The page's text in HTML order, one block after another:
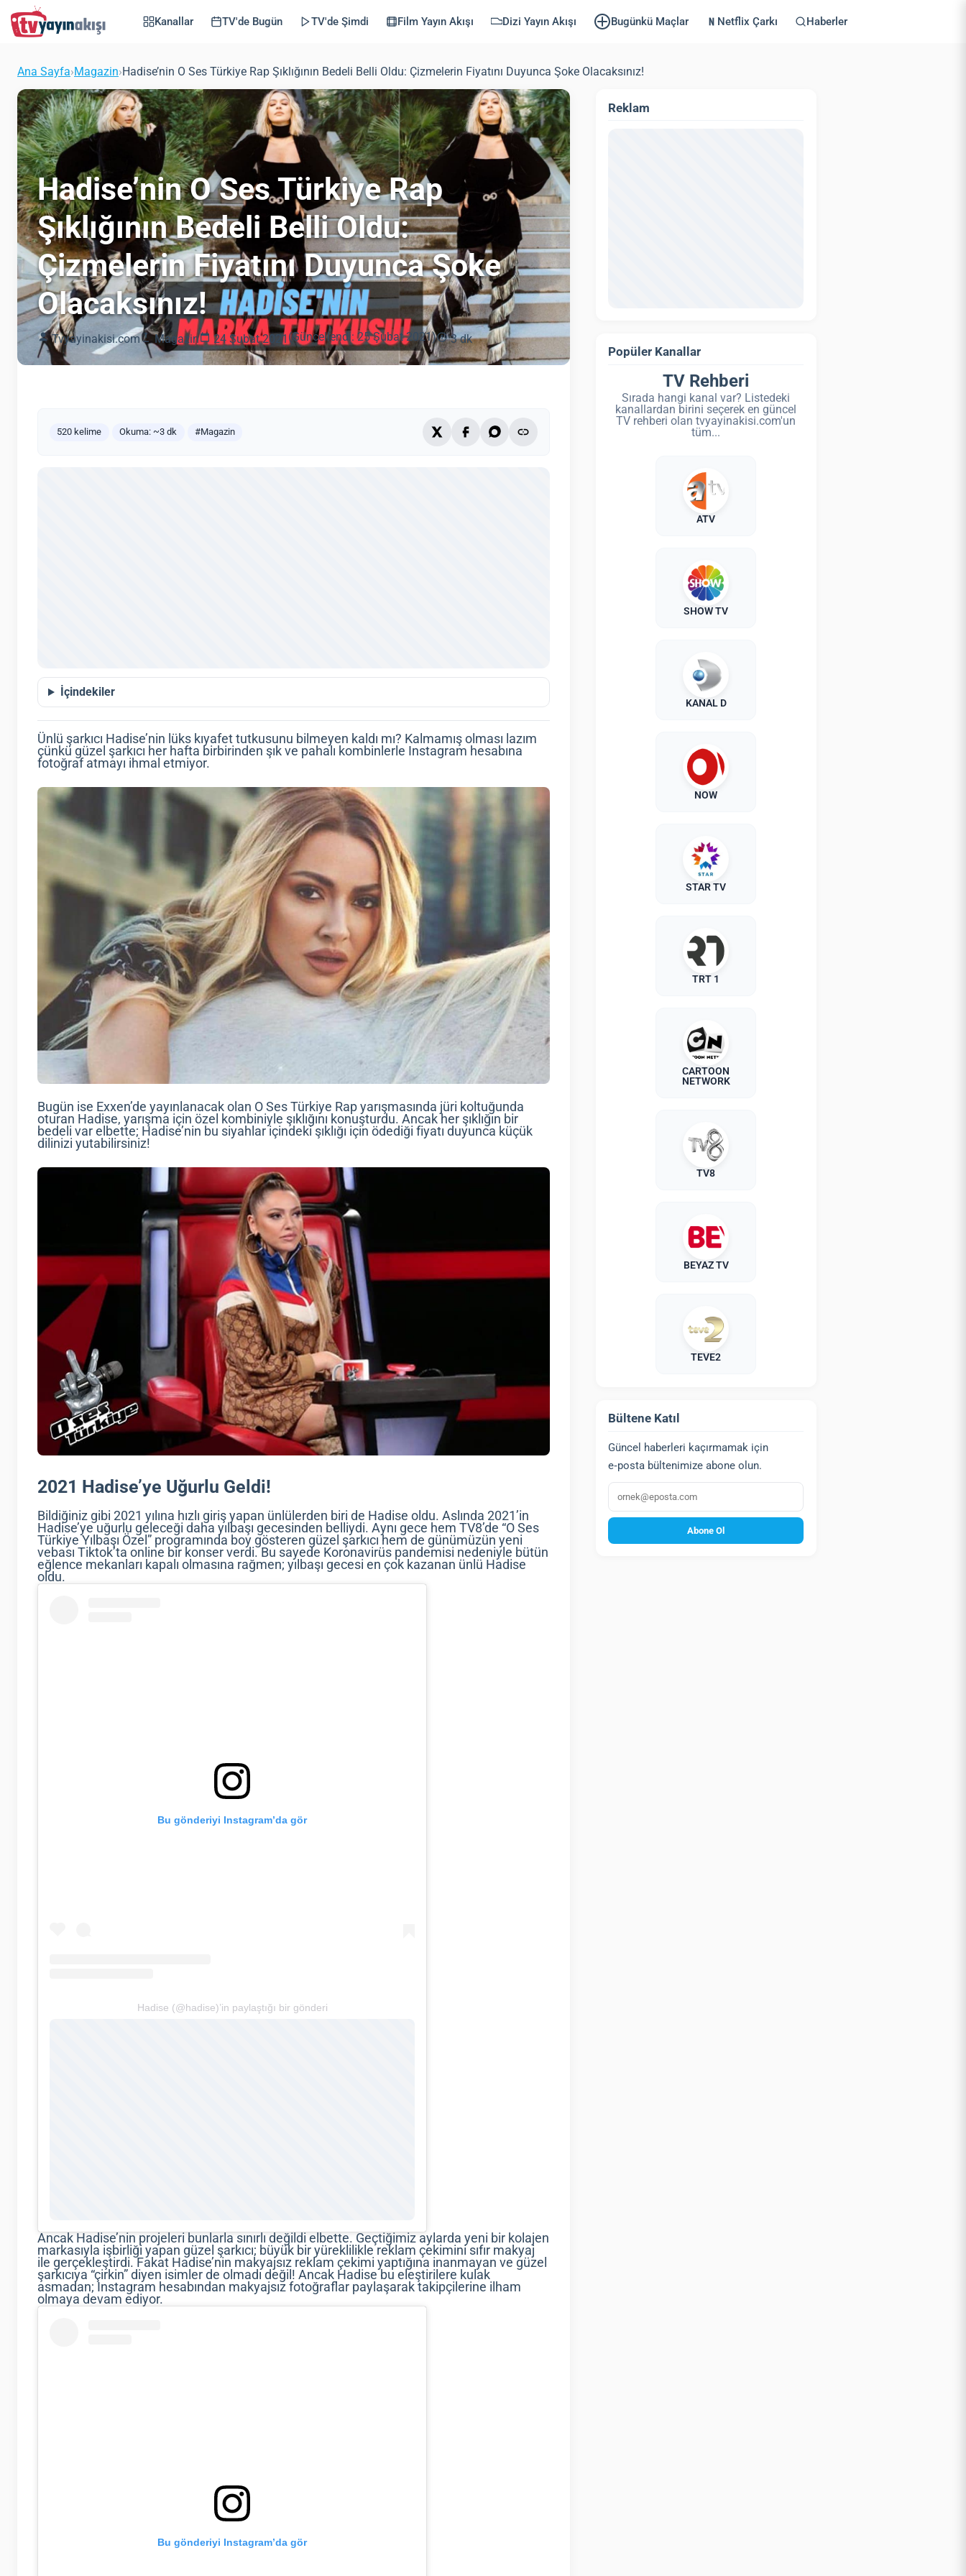
Kanallar TV'de Bugün TV'de Şimdi Film Yayın Akışı Dizi Yayın Akışı Bugünkü Maçlar Netflix Çarkı Haberler
Ana Sayfa›Magazin›Hadise’nin O Ses Türkiye Rap Şıklığının Bedeli Belli Oldu: Çizmelerin Fiyatını Duyunca Şoke Olacaksınız!
Hadise’nin O Ses Türkiye Rap
Şıklığının Bedeli Belli Oldu:
Çizmelerin Fiyatını Duyunca Şoke
Olacaksınız!
Tvyayinakisi.com Magazin 24 Şubat 2021 (Güncellendi: 25 Şubat 2021) 3 dk
520 kelime Okuma: ~3 dk #Magazin
İçindekiler
Ünlü şarkıcı Hadise’nin lüks kıyafet tutkusunu bilmeyen kaldı mı? Kalmamış olması lazım
çünkü güzel şarkıcı her hafta birbirinden şık ve pahalı kombinlerle Instagram hesabına
fotoğraf atmayı ihmal etmiyor.
Bugün ise Exxen’de yayınlanacak olan O Ses Türkiye Rap yarışmasında jüri koltuğunda
oturan Hadise, yarışma için özel kombiniyle şıklığını konuşturdu. Ancak her şıklığın bir
bedeli var elbette; Hadise’nin bu siyahlar içindeki şıklığı için ödediği fiyatı duyunca küçük
dilinizi yutabilirsiniz!
2021 Hadise’ye Uğurlu Geldi!
Bildiğiniz gibi 2021 yılına hızlı giriş yapan ünlülerden biri de Hadise oldu. Aslında 2021’in
Hadise’ye uğurlu geleceği daha yılbaşı gecesinden belliydi. Aynı gece hem TV8’de “O Ses
Türkiye Yılbaşı Özel” programında boy gösteren güzel şarkıcı hem de günümüzün yeni
vebası Tiktok’ta online bir konser verdi. Bu sayede Koronavirüs pandemisi nedeniyle bütün
eğlence mekanları kapalı olmasına rağmen; yılbaşı gecesi en çok kazanan ünlü Hadise
oldu.
Bu gönderiyi Instagram’da gör
Hadise (@hadise)’in paylaştığı bir gönderi
Ancak Hadise’nin projeleri bunlarla sınırlı değildi elbette. Geçtiğimiz aylarda yeni bir kolajen
markasıyla işbirliği yapan güzel şarkıcı; büyük bir yüreklilikle reklam çekimini sıfır makyaj
ile gerçekleştirdi. Fakat Hadise’nin makyajsız reklam çekimi yaptığına inanmayan ve güzel
şarkıcıya “çirkin” diyen isimler de olmadı değil! Ancak Hadise bu eleştirilere kulak
asmadan; Instagram hesabından makyajsız fotoğraflar paylaşarak takipçilerine ilham
olmaya devam ediyor.
Bu gönderiyi Instagram’da gör
Reklam
Popüler Kanallar
TV Rehberi
Sırada hangi kanal var? Listedeki
kanallardan birini seçerek en güncel
TV rehberi olan tvyayinakisi.com'un
tüm...
ATV
SHOW TV
KANAL D
NOW
STAR TV
TRT 1
CARTOON
NETWORK
TV8
BEYAZ TV
TEVE2
Bültene Katıl
Güncel haberleri kaçırmamak için
e‑posta bültenimize abone olun.
E‑posta
Abone Ol